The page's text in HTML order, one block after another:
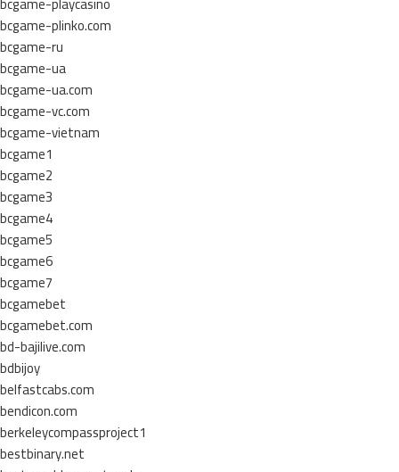
bcgame-plinko.com
bcgame-ru
bcgame-ua
bcgame-ua.com
bcgame-vc.com
bcgame-vietnam
bcgame1
bcgame2
bcgame3
bcgame4
bcgame5
bcgame6
bcgame7
bcgamebet
bcgamebet.com
bd-bajilive.com
bdbijoy
belfastcabs.com
bendicon.com
berkeleycompassproject1
bestbinary.net